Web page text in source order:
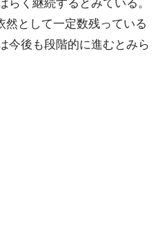
らく継続するとみている。
として一定数残っている
今後も段階的に進むとみら